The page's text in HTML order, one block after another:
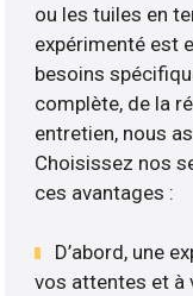
ou les tuiles en
expérimenté est
besoins
complète, de la
entretien, nous
Choisissez nos
ces avantages :
D’abord, une
vos attentes et à